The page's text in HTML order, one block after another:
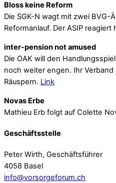
Bloss keine Reform
Die SGK-N wagt mit zwei BVG-
Reformanlauf. Der ASIP reagiert
inter-pension not amused
Die OAK will den
noch weiter engen. Ihr
Räuspern. Link
Novas Erbe
Mathieu Erb folgt auf Colette
Geschäftsstelle
Peter Wirth, Geschäftsführer
4058 Basel
info@vorsorgeforum.ch